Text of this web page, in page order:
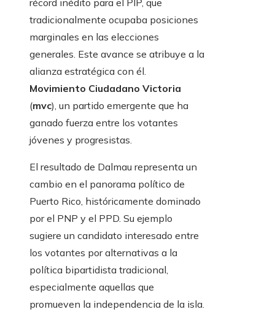
récord inédito para el PIP, que
tradicionalmente ocupaba posiciones
marginales en las elecciones
generales. Este avance se atribuye a la
alianza estratégica con él.
Movimiento Ciudadano Victoria
(mvc), un partido emergente que ha
ganado fuerza entre los votantes
jóvenes y progresistas.
El resultado de Dalmau representa un
cambio en el panorama político de
Puerto Rico, históricamente dominado
por el PNP y el PPD. Su ejemplo
sugiere un candidato interesado entre
los votantes por alternativas a la
política bipartidista tradicional,
especialmente aquellas que
promueven la independencia de la isla.